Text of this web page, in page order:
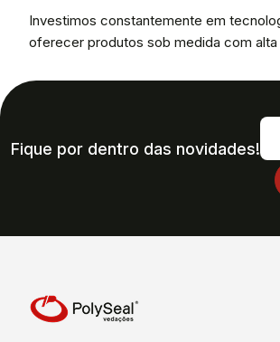
Investimos constantemente em
oferecer produtos sob medida com
Fique por dentro das novidades!